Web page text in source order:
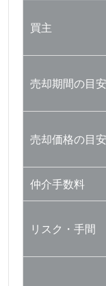
まとめ｜
させよう
買主
売却期間の目安
売却価格の目安
仲介手数料
リスク・手間